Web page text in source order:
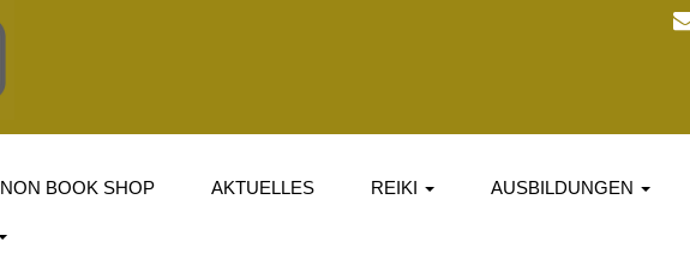
NON BOOK SHOP AKTUELLES REIKI AUSBILDUNGEN